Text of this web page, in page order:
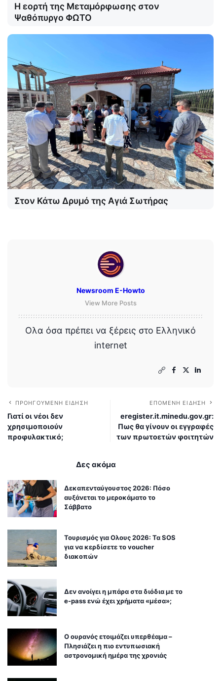
Η εορτή της Μεταμόρφωσης στον
Ψαθόπυργο ΦΩΤΟ
Στον Κάτω Δρυμό της Αγιά Σωτήρας
Newsroom E-Howto
View More Posts
Ολα όσα πρέπει να ξέρεις στο Ελληνικό
internet
ΠΡΟΗΓΟΎΜΕΝΗ ΕΊΔΗΣΗ
Γιατί οι νέοι δεν
χρησιμοποιούν
προφυλακτικό;
ΕΠΌΜΕΝΗ ΕΊΔΗΣΗ
eregister.it.minedu.gov.gr:
Πως θα γίνουν οι εγγραφές
των πρωτοετών φοιτητών
Δες ακόμα
Δεκαπενταύγουστος 2026: Πόσο
αυξάνεται το μεροκάματο το
Σάββατο
Τουρισμός για Ολους 2026: Τα SOS
για να κερδίσετε το voucher
διακοπών
Δεν ανοίγει η μπάρα στα διόδια με το
e-pass ενώ έχει χρήματα «μέσα»;
Ο ουρανός ετοιμάζει υπερθέαμα –
Πλησιάζει η πιο εντυπωσιακή
αστρονομική ημέρα της χρονιάς